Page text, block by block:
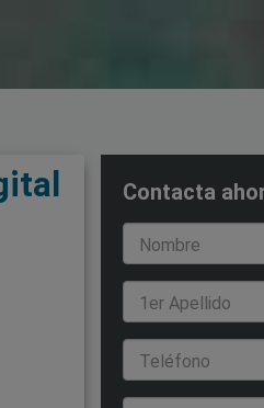
Contacta
Nombre
1er Apellido
Teléfono